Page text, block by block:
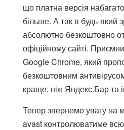
що платна версія набагато
більше. А так в будь-який
абсолютно безкоштовно
офіційному сайті.
Google Chrome, який
безкоштовним
краще, ніж Яндекс.Бар та
Тепер звернемо увагу на
avast контролюватиме